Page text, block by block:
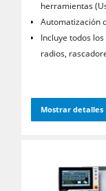
herramientas
Automatización
Incluye todos
radios,
Mostrar detalles